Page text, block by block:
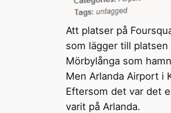
Att platser på
som lägger till
Mörbylånga som
Men Arlanda Airport i
Eftersom det var det
varit på Arlanda.